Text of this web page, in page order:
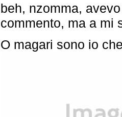
beh, nzomma,
commento, ma a mi
O magari sono io